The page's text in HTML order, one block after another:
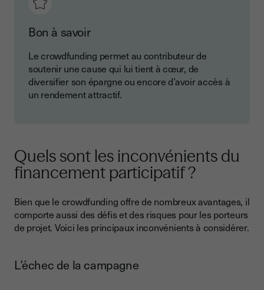
Bon à savoir
Le crowdfunding permet au contributeur de
soutenir une cause qui lui tient à cœur, de
diversifier son épargne ou encore d’avoir accès à
un rendement attractif.
Quels sont les inconvénients du
financement participatif ?
Bien que le crowdfunding offre de nombreux avantages, il
comporte aussi des défis et des risques pour les porteurs
de projet. Voici les principaux inconvénients à considérer.
L’échec de la campagne